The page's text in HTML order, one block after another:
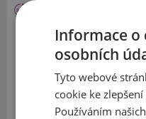
70
Informace o
osobních
Tyto webové
cookie ke
Používáním